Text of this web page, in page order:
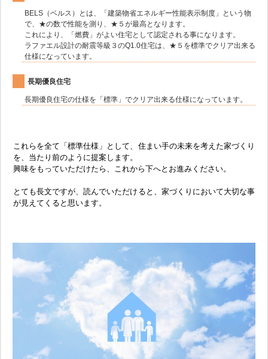
BELS（ベルス）とは、「建築物省エネルギー性能表示制度」という物
で、★の数で性能を測り、★５が最高となります。
これにより、「燃費」がよい住宅として認定される事になります。
ラファエル設計の耐震等級３のQ1.0住宅は、★５を標準でクリア出来る
仕様になっています。
長期優良住宅
長期優良住宅の仕様を「標準」でクリア出来る仕様になっています。
これらを全て「標準仕様」として、住まい手の未来を考えた家づくり
を、当たり前のように提案します。
興味をもっていただけたら、これから下へとお進みください。
とても長文ですが、読んでいただけると、家づくりにおいて大切な事
が見えてくると思います。